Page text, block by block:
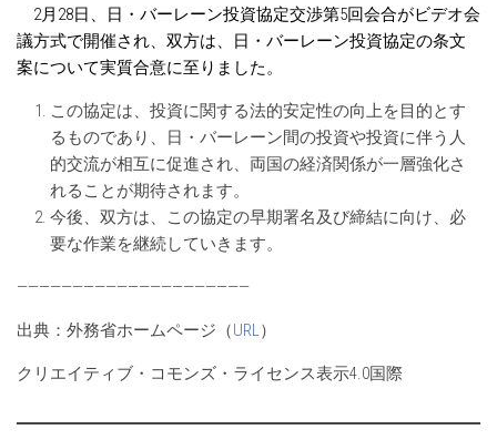
2月28日、日・バーレーン投資協定交渉第5回会合がビデオ会
議方式で開催され、双方は、日・バーレーン投資協定の条文
案について実質合意に至りました。
この協定は、投資に関する法的安定性の向上を目的とす
るものであり、日・バーレーン間の投資や投資に伴う人
的交流が相互に促進され、両国の経済関係が一層強化さ
れることが期待されます。
今後、双方は、この協定の早期署名及び締結に向け、必
要な作業を継続していきます。
—————————————————————
出典：外務省ホームページ（URL）
クリエイティブ・コモンズ・ライセンス表示4.0国際